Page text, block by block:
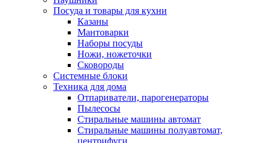
Посуда и товары для кухни
Казаны
Мантоварки
Наборы посуды
Ножи, ножеточки
Сковороды
Системные блоки
Техника для дома
Отпариватели, парогенераторы
Пылесосы
Стиральные машины автомат
Стиральные машины полуавтомат,